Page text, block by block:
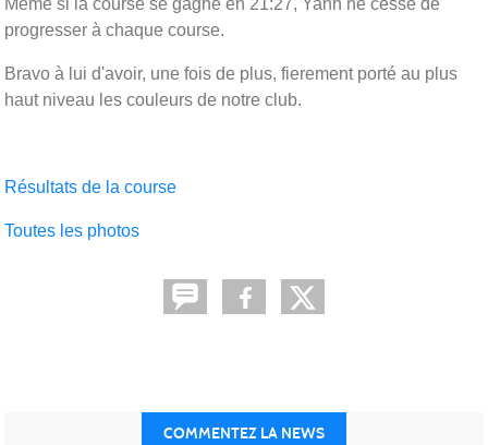
progresser à chaque course.
Bravo à lui d'avoir, une fois de plus, fierement porté au plus
haut niveau les couleurs de notre club.
Résultats de la course
Toutes les photos
COMMENTEZ LA NEWS